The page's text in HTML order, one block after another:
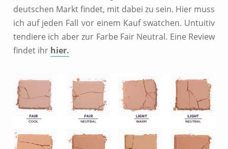
deutschen Markt findet, mit dabei zu sein. Hier muss
ich auf jeden Fall vor einem Kauf swatchen. Untuitiv
tendiere ich aber zur Farbe Fair Neutral. Eine Review
findet ihr hier.